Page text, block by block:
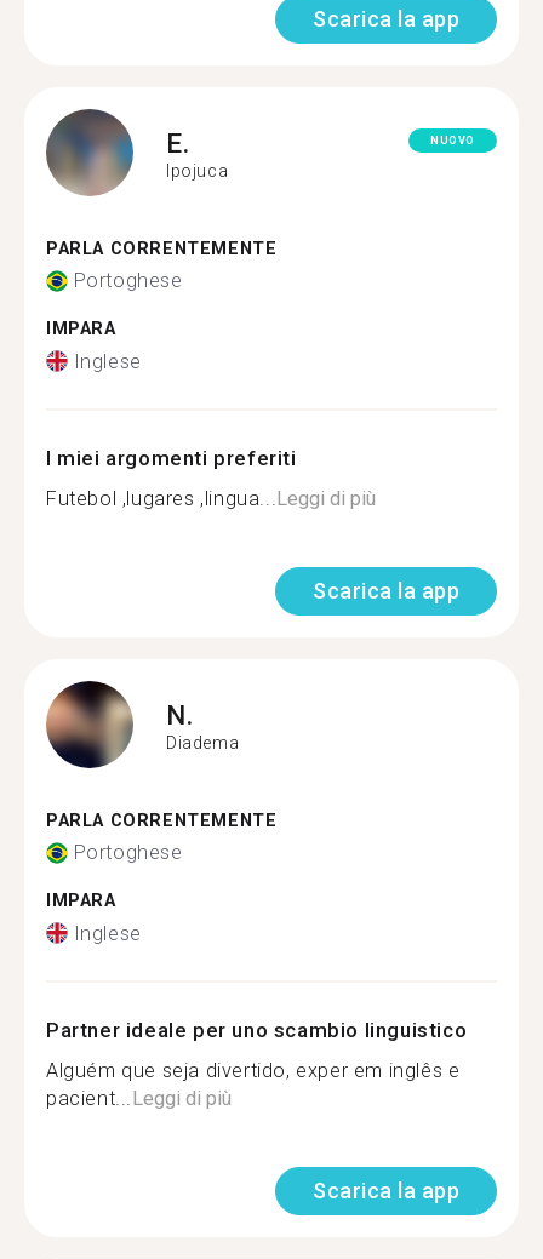
Scarica la app
E.
Ipojuca
NUOVO
PARLA CORRENTEMENTE
Portoghese
IMPARA
Inglese
I miei argomenti preferiti
Futebol ,lugares ,lingua... Leggi di più
Scarica la app
N.
Diadema
PARLA CORRENTEMENTE
Portoghese
IMPARA
Inglese
Partner ideale per uno scambio linguistico
Alguém que seja divertido, exper em inglês e
pacient... Leggi di più
Scarica la app